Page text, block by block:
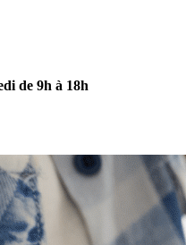
de 9h à 18h